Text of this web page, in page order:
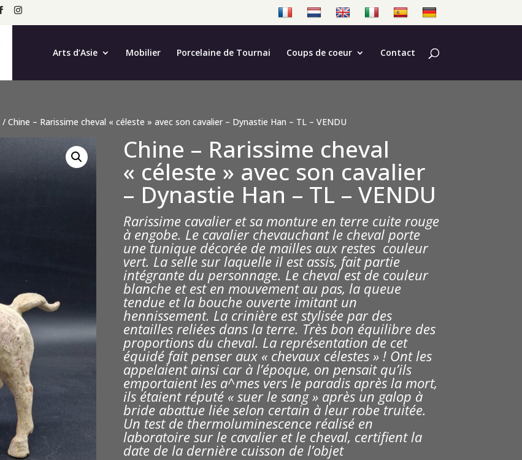
Arts d’Asie Mobilier Porcelaine de Tournai Coups de coeur Contact
/ Chine – Rarissime cheval « céleste » avec son cavalier – Dynastie Han – TL – VENDU
Chine – Rarissime cheval
« céleste » avec son cavalier
– Dynastie Han – TL – VENDU
Rarissime cavalier et sa monture en terre cuite rouge
à engobe. Le cavalier chevauchant le cheval porte
une tunique décorée de mailles aux restes couleur
vert. La selle sur laquelle il est assis, fait partie
intégrante du personnage. Le cheval estde couleur
blanche etest en mouvement au pas, la queue
tendue et la bouche ouverte imitant un
hennissement. La crinière est stylisée par des
entailles reliées dans la terre. Très bon équilibre des
proportions du cheval. La représentation de cet
équidé fait penser aux « chevaux célestes » ! Ont les
appelaient ainsi car à l’époque, on pensait qu’ils
emportaient les a^mes vers le paradis après la mort,
ils étaient réputé « suer le sang » après un galop à
bride abattue liée selon certain à leur robe truitée.
Un test de thermoluminescence réalisé en
laboratoire sur le cavalier et le cheval, certifient la
date de la dernière cuisson de l’objet